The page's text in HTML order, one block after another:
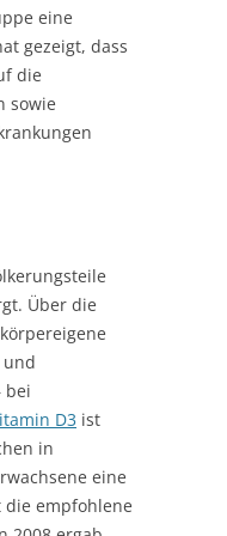
eine
gezeigt, dass
die
sowie
Über die
bei
D3 ist
in
eine
die empfohlene